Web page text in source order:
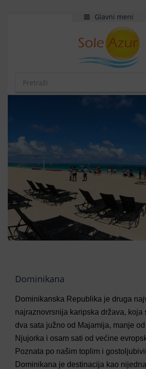
Glavni meni
Dominikana
Dominikanska Republika je druga
najraznovrsnija karipska država, koja
dva sata južno od Majamija, manje
Njujorka i osam sati od većine
Poznata po našim toplim i
Dominikana je destinacija kao